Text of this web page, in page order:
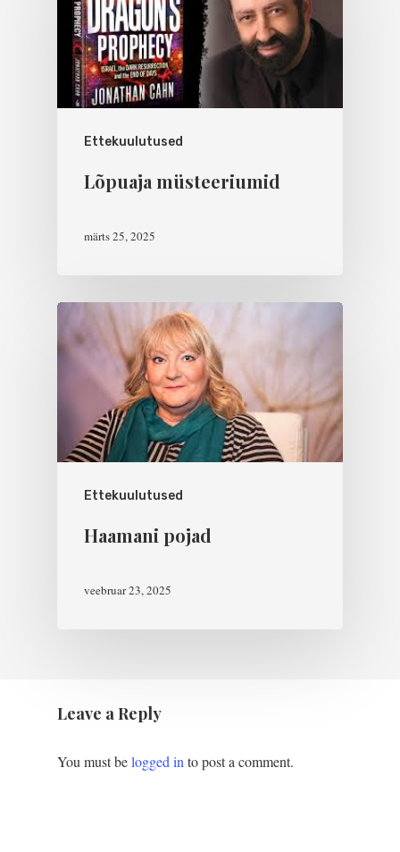
Ettekuulutused
Lõpuaja müsteeriumid
märts 25, 2025
Ettekuulutused
Haamani pojad
veebruar 23, 2025
Leave a Reply
You must belogged in to post a comment.